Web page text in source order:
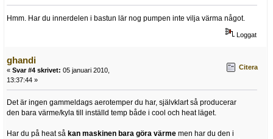
Hmm. Har du innerdelen i bastun lär nog pumpen inte vilja värma något.
Loggat
ghandi
« Svar #4 skrivet: 05 januari 2010,
13:37:44 »
Citera
Det är ingen gammeldags aerotemper du har, självklart så producerar
den bara värme/kyla till inställd temp både i cool och heat läget.
Har du på heat så kan maskinen bara göra värme men har du den i